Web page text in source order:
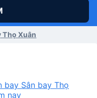
Thọ Xuân
bay Sân bay Thọ
nay